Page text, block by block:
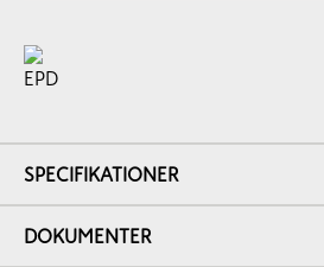
SPECIFIKATIONER
DOKUMENTER